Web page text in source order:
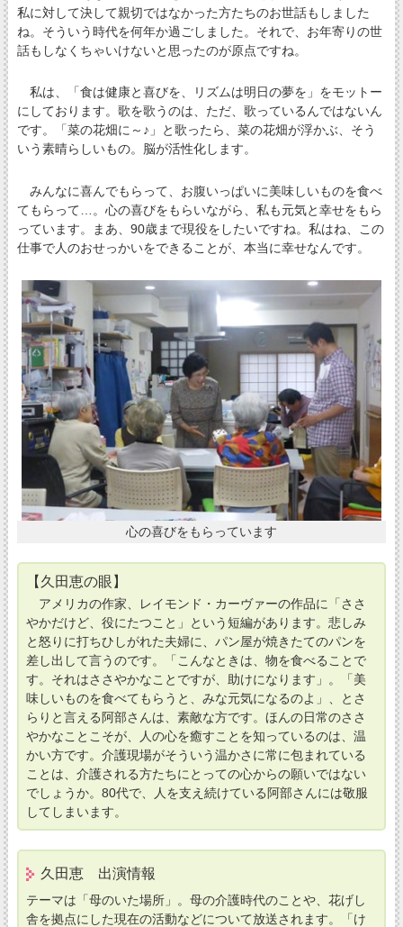
私に対して決して親切ではなかった方たちのお世話もしました
ね。そういう時代を何年か過ごしました。それで、お年寄りの世
話もしなくちゃいけないと思ったのが原点ですね。
私は、「食は健康と喜びを、リズムは明日の夢を」をモットー
にしております。歌を歌うのは、ただ、歌っているんではないん
です。「菜の花畑に～♪」と歌ったら、菜の花畑が浮かぶ、そう
いう素晴らしいもの。脳が活性化します。
みんなに喜んでもらって、お腹いっぱいに美味しいものを食べ
てもらって…。心の喜びをもらいながら、私も元気と幸せをもら
っています。まあ、90歳まで現役をしたいですね。私はね、この
仕事で人のおせっかいをできることが、本当に幸せなんです。
心の喜びをもらっています
【久田恵の眼】
アメリカの作家、レイモンド・カーヴァーの作品に「ささ
やかだけど、役にたつこと」という短編があります。悲しみ
と怒りに打ちひしがれた夫婦に、パン屋が焼きたてのパンを
差し出して言うのです。「こんなときは、物を食べることで
す。それはささやかなことですが、助けになります」。「美
味しいものを食べてもらうと、みな元気になるのよ」、とさ
らりと言える阿部さんは、素敵な方です。ほんの日常のささ
やかなことこそが、人の心を癒すことを知っているのは、温
かい方です。介護現場がそういう温かさに常に包まれている
ことは、介護される方たちにとっての心からの願いではない
でしょうか。80代で、人を支え続けている阿部さんには敬服
してしまいます。
久田恵 出演情報
テーマは「母のいた場所」。母の介護時代のことや、花げし
舎を拠点にした現在の活動などについて放送されます。「け